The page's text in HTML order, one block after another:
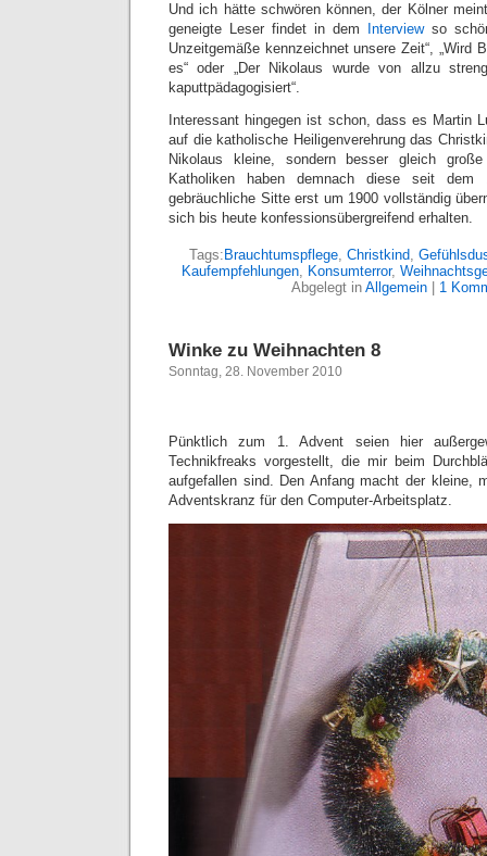
Und ich hätte schwören können, der Kölner
geneigte Leser findet in dem
Interviewso
Unzeitgemäße kennzeichnet unsere Zeit“, „Wird
es“ oder „Der Nikolaus wurde von allzu
kaputtpädagogisiert“.
Interessant hingegen ist schon, dass es Martin
auf die katholische Heiligenverehrung das
Nikolaus kleine, sondern besser gleich
Katholiken haben demnach diese seit dem
gebräuchliche Sitte erst um 1900 vollständig
sich bis heute konfessionsübergreifend erhalten.
Tags: Brauchtumspflege, Christkind,
Kaufempfehlungen, Konsumterror,
Abgelegt in Allgemein| 1
Winke zu Weihnachten 8
Sonntag, 28. November 2010
Pünktlich zum 1. Advent seien hier
Technikfreaks vorgestellt, die mir beim
aufgefallen sind. Den Anfang macht der kleine,
Adventskranz für den Computer-Arbeitsplatz.